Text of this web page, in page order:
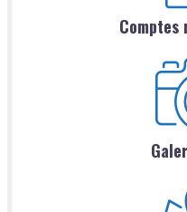
Comptes